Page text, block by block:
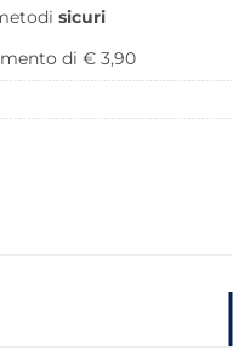
sicuri
di € 3,90